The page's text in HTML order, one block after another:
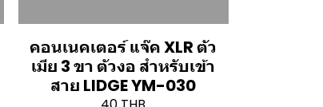
คอนเนคเตอร์ แจ๊ค XLR ตัว
เมีย 3 ขา ตัวงอ สำหรับเข้า
สาย LIDGE YM-030